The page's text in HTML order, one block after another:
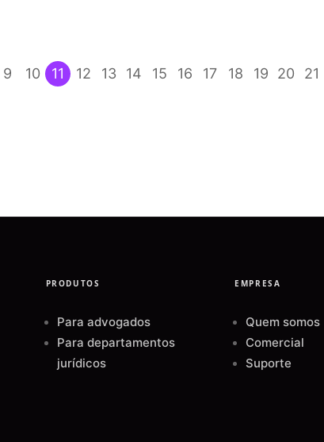
9 10 11 12 13 14 15 16 17 18 19 20 21
PRODUTOS
Para advogados
Para departamentos
jurídicos
EMPRESA
Quem somos
Comercial
Suporte